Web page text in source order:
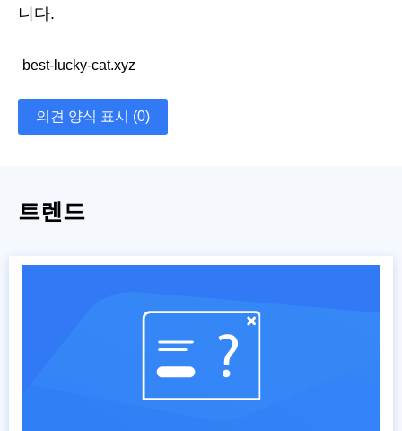
니다.
best-lucky-cat.xyz
의견 양식 표시 (0)
트렌드